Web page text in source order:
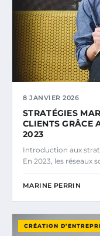
8 JANVIER 2026
STRATÉGIES
CLIENTS GRÂCE
2023
Introduction aux
En 2023, les réseaux
MARINE PERRIN
CRÉATION